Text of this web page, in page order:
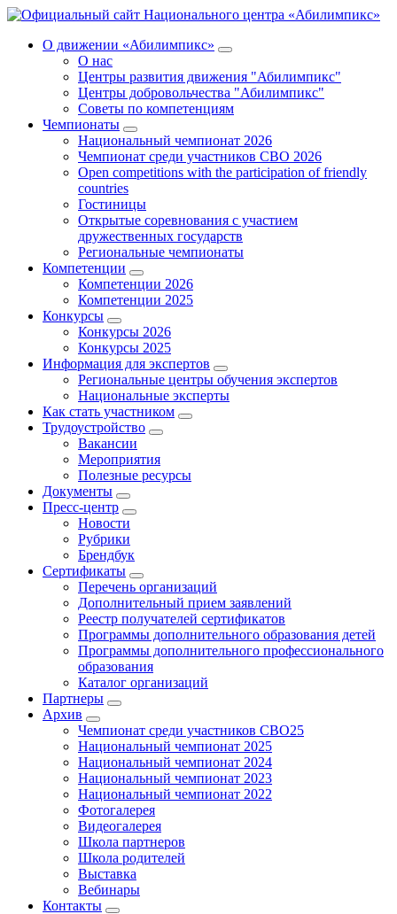
О движении «Абилимпикс»
О нас
Центры развития движения "Абилимпикс"
Центры добровольчества "Абилимпикс"
Советы по компетенциям
Чемпионаты
Национальный чемпионат 2026
Чемпионат среди участников СВО 2026
Open competitions with the participation of friendly
countries
Гостиницы
Открытые соревнования с участием
дружественных государств
Региональные чемпионаты
Компетенции
Компетенции 2026
Компетенции 2025
Конкурсы
Конкурсы 2026
Конкурсы 2025
Информация для экспертов
Региональные центры обучения экспертов
Национальные эксперты
Как стать участником
Трудоустройство
Вакансии
Мероприятия
Полезные ресурсы
Документы
Пресс-центр
Новости
Рубрики
Брендбук
Сертификаты
Перечень организаций
Дополнительный прием заявлений
Реестр получателей сертификатов
Программы дополнительного образования детей
Программы дополнительного профессионального
образования
Каталог организаций
Партнеры
Архив
Чемпионат среди участников СВО25
Национальный чемпионат 2025
Национальный чемпионат 2024
Национальный чемпионат 2023
Национальный чемпионат 2022
Фотогалерея
Видеогалерея
Школа партнеров
Школа родителей
Выставка
Вебинары
Контакты